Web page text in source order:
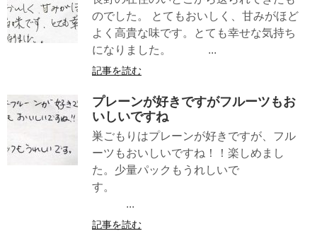
のでした。 とてもおいしく、甘みがほど
よく高貴な味です。とても幸せな気持ち
になりました。 ...
記事を読む
プレーンが好きですがフルーツもお
いしいですね
巣ごもりはプレーンが好きですが、フル
ーツもおいしいですね！！楽しめまし
た。少量パックもうれしいで
す。
...
記事を読む